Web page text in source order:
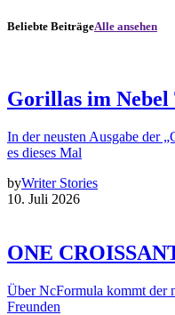
Beliebte BeiträgeAlle ansehen
Gorillas im
In der neusten Ausgabe der
es dieses Mal
byWriter Stories
10. Juli 2026
ONE
Über NcFormula kommt der
Freunden